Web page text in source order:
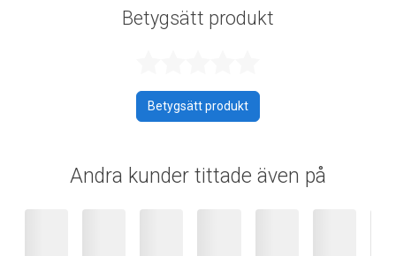
Betygsätt produkt
Betygsätt produkt
Andra kunder tittade även på